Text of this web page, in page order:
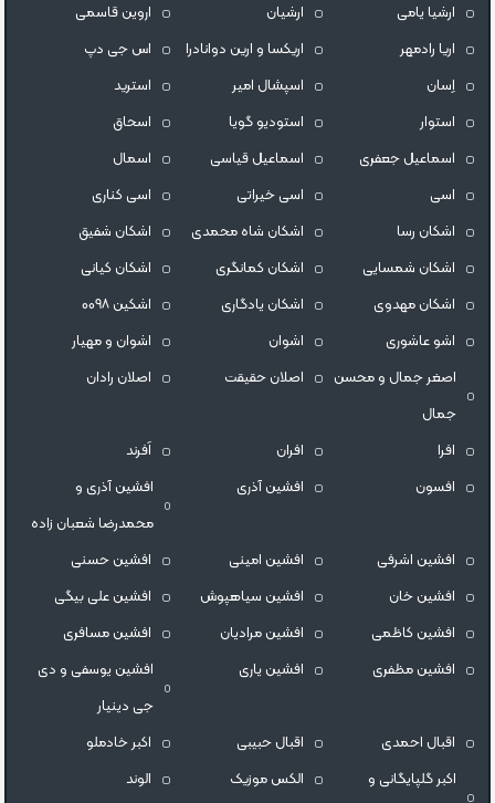
ارشیا یامی
ارشیان
اروین قاسمی
اریا رادمهر
اریکسا و ارین دوانادرا
اس جی دپ
اِسان
اسپشال امیر
استرید
استوار
استودیو گویا
اسحاق
اسماعیل جعفری
اسماعیل قیاسی
اسمال
اسی
اسی خیراتی
اسی کناری
اشکان رسا
اشکان شاه محمدی
اشکان شفیق
اشکان شمسایی
اشکان‌ کمانگری
اشکان کیانی
اشکان مهدوی
اشکان یادگاری
اشکین ۰۰۹۸
اشو عاشوری
اشوان
اشوان و مهیار
اصغر جمال و محسن
جمال
اصلان حقیقت اصلان رادان
افرا افران
اَفرند
افسون
افشین آذری
افشین آذری و
محمدرضا شعبان زاده
افشین اشرفی
افشین امینی
افشین حسنی
افشین خان
افشین سیاهپوش
افشین علی بیگی
افشین کاظمی
افشین مرادیان
افشین مسافری
افشین مظفری
افشین یاری
افشین یوسفی و دی
جی دینیار
اقبال احمدی
اقبال حبیبی
اکبر خادملو
اکبر گلپایگانی و
الکس موزیک الوند